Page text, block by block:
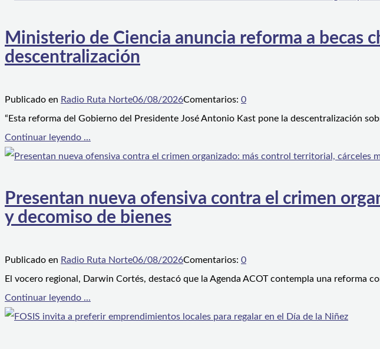
Ministerio de Ciencia anuncia reforma a becas
descentralización
Publicado en Radio Ruta Norte06/08/2026Comentarios: 0
“Esta reforma del Gobierno del Presidente José Antonio Kast pone la descentralización
Continuar leyendo ...
Presentan nueva ofensiva contra el crimen
y decomiso de bienes
Publicado en Radio Ruta Norte06/08/2026Comentarios: 0
El vocero regional, Darwin Cortés, destacó que la Agenda ACOT contempla una reforma
Continuar leyendo ...